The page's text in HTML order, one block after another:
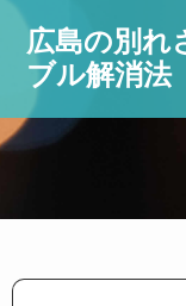
広島の別れ
ブル解消法